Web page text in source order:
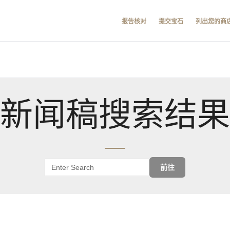
报告核对 提交宝石 列出您的商
新闻稿搜索结果
前往